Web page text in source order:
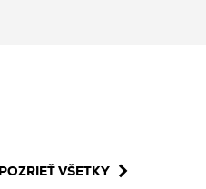
POZRIEŤ VŠETKY